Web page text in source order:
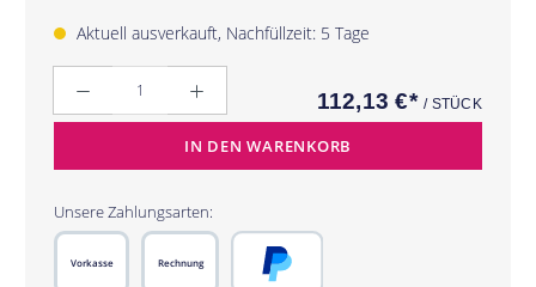
Aktuell ausverkauft, Nachfüllzeit: 5 Tage
Anzahl
112,13 €*/ STÜCK
IN DEN WARENKORB
Unsere Zahlungsarten:
Rechnung
Vorkasse